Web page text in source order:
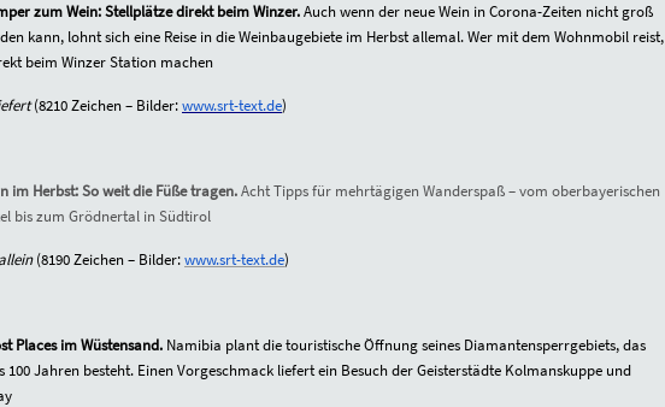
zum Wein: Stellplätze direkt beim Winzer.Auch wenn der neue Wein in Corona-Zeiten nicht groß
kann, lohnt sich eine Reise in die Weinbaugebiete im Herbst allemal. Wer mit dem Wohnmobil reist,
beim Winzer Station machen
(8210 Zeichen – Bilder:www.srt-text.de)
im Herbst: So weit die Füße tragen.Acht Tipps für mehrtägigen Wanderspaß – vom oberbayerischen
bis zum Grödnertal in Südtirol
(8190Zeichen – Bilder:www.srt-text.de)
Places im Wüstensand. Namibia plant die touristische Öffnung seines Diamantensperrgebiets, das
100 Jahren besteht. Einen Vorgeschmack liefert ein Besuch der Geisterstädte Kolmanskuppe und